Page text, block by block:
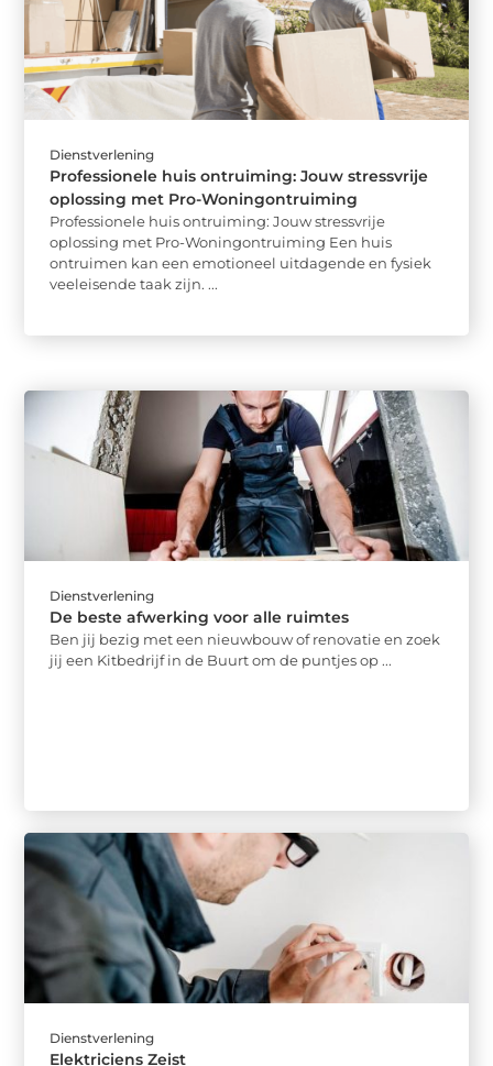
Dienstverlening
Professionele huis ontruiming: Jouw stressvrije
oplossing met Pro-Woningontruiming
Professionele huis ontruiming: Jouw stressvrije
oplossing met Pro-Woningontruiming Een huis
ontruimen kan een emotioneel uitdagende en fysiek
veeleisende taak zijn. ...
Dienstverlening
De beste afwerking voor alle ruimtes
Ben jij bezig met een nieuwbouw of renovatie en zoek
jij een Kitbedrijf in de Buurt om de puntjes op ...
Dienstverlening
Elektriciens Zeist